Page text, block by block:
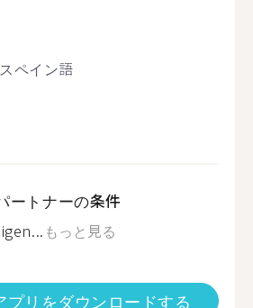
スペイン語
ートナーの条件
もっと見る
プリをダウンロードする